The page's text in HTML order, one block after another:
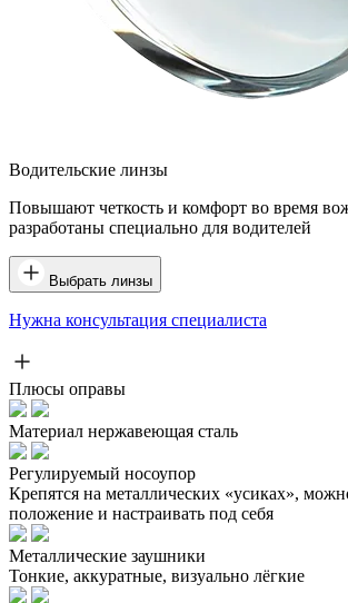
Водительские линзы
Повышают четкость и комфорт во время
разработаны специально для водителей
Выбрать линзы
Нужна консультация специалиста
Плюсы оправы
Материал нержавеющая сталь
Регулируемый носоупор
Крепятся на металлических «усиках»,
положение и настраивать под себя
Металлические заушники
Тонкие, аккуратные, визуально лёгкие